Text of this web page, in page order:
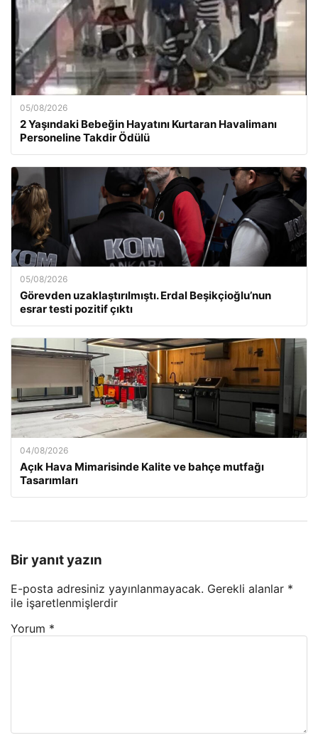
05/08/2026
2 Yaşındaki Bebeğin Hayatını Kurtaran Havalimanı
Personeline Takdir Ödülü
05/08/2026
Görevden uzaklaştırılmıştı. Erdal Beşikçioğlu’nun
esrar testi pozitif çıktı
04/08/2026
Açık Hava Mimarisinde Kalite ve bahçe mutfağı
Tasarımları
Bir yanıt yazın
E-posta adresiniz yayınlanmayacak. Gerekli alanlar *
ile işaretlenmişlerdir
Yorum *